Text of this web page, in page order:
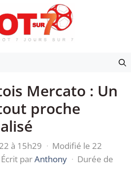
Mercato : Un
proche
à 15h29 · Modifié le 22
Écrit parAnthony · Durée de